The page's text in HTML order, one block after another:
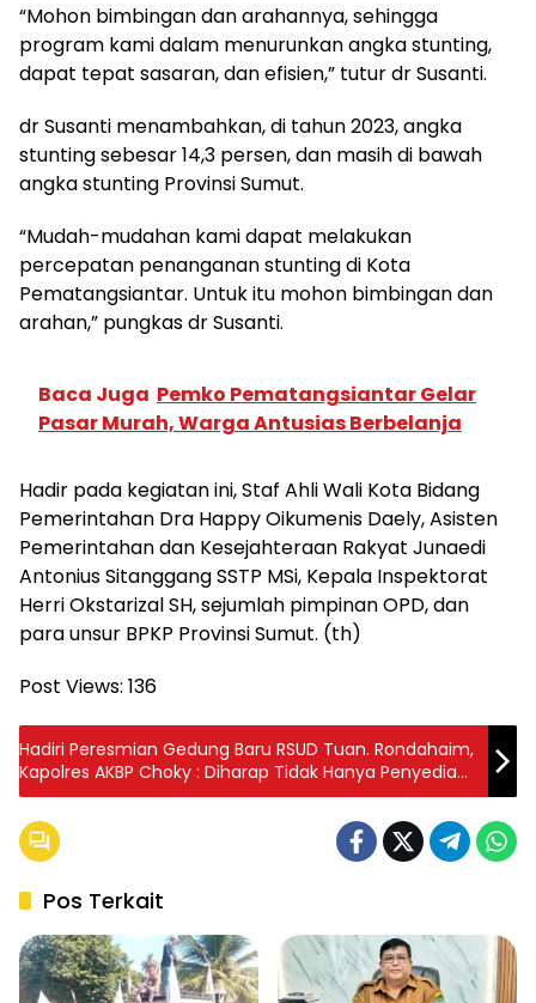
“Mohon bimbingan dan arahannya, sehingga
program kami dalam menurunkan angka stunting,
dapat tepat sasaran, dan efisien,” tutur dr Susanti.
dr Susanti menambahkan, di tahun 2023, angka
stunting sebesar 14,3 persen, dan masih di bawah
angka stunting Provinsi Sumut.
“Mudah-mudahan kami dapat melakukan
percepatan penanganan stunting di Kota
Pematangsiantar. Untuk itu mohon bimbingan dan
arahan,” pungkas dr Susanti.
Baca Juga Pemko Pematangsiantar Gelar
Pasar Murah, Warga Antusias Berbelanja
Hadir pada kegiatan ini, Staf Ahli Wali Kota Bidang
Pemerintahan Dra Happy Oikumenis Daely, Asisten
Pemerintahan dan Kesejahteraan Rakyat Junaedi
Antonius Sitanggang SSTP MSi, Kepala Inspektorat
Herri Okstarizal SH, sejumlah pimpinan OPD, dan
para unsur BPKP Provinsi Sumut. (th)
Post Views: 136
Hadiri Peresmian Gedung Baru RSUD Tuan. Rondahaim,
Kapolres AKBP Choky : Diharap Tidak Hanya Penyedia
Layanan Kesehatan Berkualitas, Tapi Juga Simbol
Persatuan dan Kesatuan
Pos Terkait